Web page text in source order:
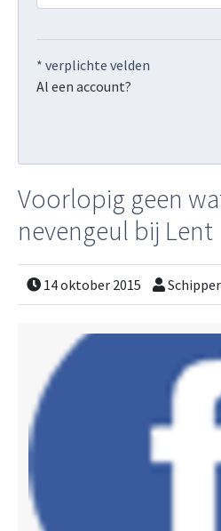
* verplichte velden
Al een account?
Voorlopig geen
nevengeul bij Lent
14 oktober 2015 Schipper